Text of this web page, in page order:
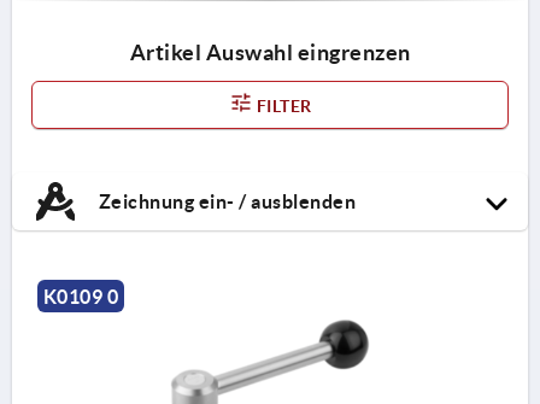
Artikel Auswahl eingrenzen
FILTER
Zeichnung ein- / ausblenden
K0109 0